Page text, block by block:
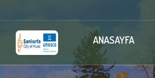
ANASAYFA